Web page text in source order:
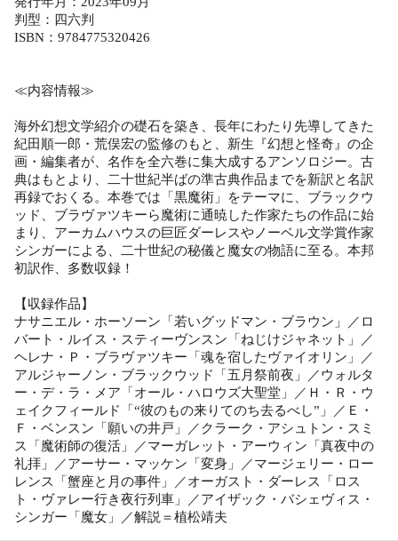
判型：四六判
ISBN：9784775320426
≪内容情報≫
海外幻想文学紹介の礎石を築き、長年にわたり先導してきた
紀田順一郎・荒俣宏の監修のもと、新生『幻想と怪奇』の企
画・編集者が、名作を全六巻に集大成するアンソロジー。古
典はもとより、二十世紀半ばの準古典作品までを新訳と名訳
再録でおくる。本巻では「黒魔術」をテーマに、ブラックウ
ッド、ブラヴァツキーら魔術に通暁した作家たちの作品に始
まり、アーカムハウスの巨匠ダーレスやノーベル文学賞作家
シンガーによる、二十世紀の秘儀と魔女の物語に至る。本邦
初訳作、多数収録！
【収録作品】
ナサニエル・ホーソーン「若いグッドマン・ブラウン」／ロ
バート・ルイス・スティーヴンスン「ねじけジャネット」／
ヘレナ・Ｐ・ブラヴァツキー「魂を宿したヴァイオリン」／
アルジャーノン・ブラックウッド「五月祭前夜」／ウォルタ
ー・デ・ラ・メア「オール・ハロウズ大聖堂」／Ｈ・Ｒ・ウ
ェイクフィールド「“彼のもの来りてのち去るべし”」／Ｅ・
Ｆ・ベンスン「願いの井戸」／クラーク・アシュトン・スミ
ス「魔術師の復活」／マーガレット・アーウィン「真夜中の
礼拝」／アーサー・マッケン「変身」／マージェリー・ロー
レンス「蟹座と月の事件」／オーガスト・ダーレス「ロス
ト・ヴァレー行き夜行列車」／アイザック・バシェヴィス・
シンガー「魔女」／解説＝植松靖夫